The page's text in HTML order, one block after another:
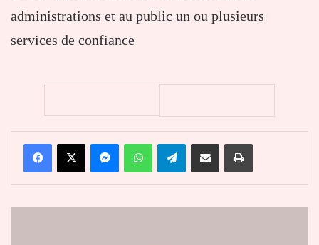
administrations et au public un ou plusieurs
services de confiance
FacebookX MessengerWhatsAppTelegramPartager par email Imprimer